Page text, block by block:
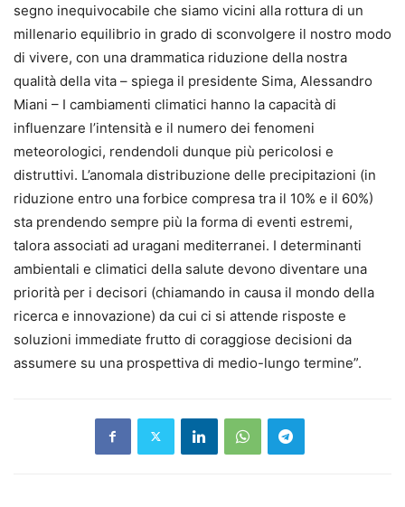
segno inequivocabile che siamo vicini alla rottura di un
millenario equilibrio in grado di sconvolgere il nostro modo
di vivere, con una drammatica riduzione della nostra
qualità della vita – spiega il presidente Sima, Alessandro
Miani – I cambiamenti climatici hanno la capacità di
influenzare l’intensità e il numero dei fenomeni
meteorologici, rendendoli dunque più pericolosi e
distruttivi. L’anomala distribuzione delle precipitazioni (in
riduzione entro una forbice compresa tra il 10% e il 60%)
sta prendendo sempre più la forma di eventi estremi,
talora associati ad uragani mediterranei. I determinanti
ambientali e climatici della salute devono diventare una
priorità per i decisori (chiamando in causa il mondo della
ricerca e innovazione) da cui ci si attende risposte e
soluzioni immediate frutto di coraggiose decisioni da
assumere su una prospettiva di medio-lungo termine”.